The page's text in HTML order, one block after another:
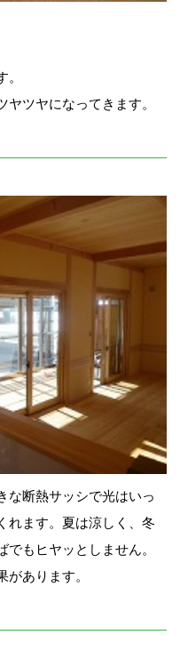
ツヤになってきます。
な断熱サッシで光はいっ
れます。夏は涼しく、冬
もヒヤッとしません。
あります。